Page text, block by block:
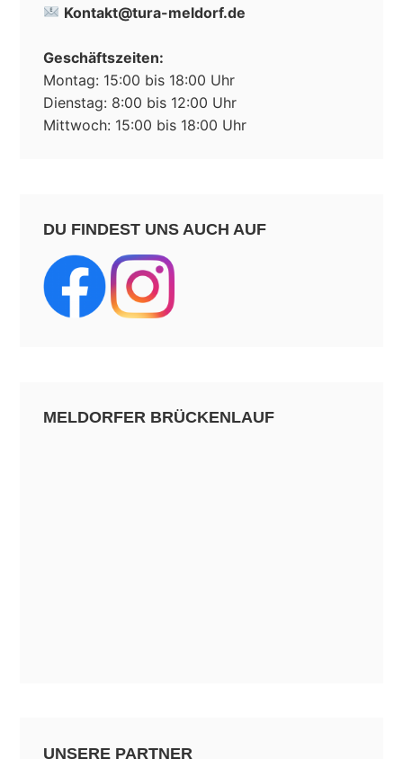
Kontakt@tura-meldorf.de
Geschäftszeiten:
Montag: 15:00 bis 18:00 Uhr
Dienstag: 8:00 bis 12:00 Uhr
Mittwoch: 15:00 bis 18:00 Uhr
DU FINDEST UNS AUCH AUF
MELDORFER BRÜCKENLAUF